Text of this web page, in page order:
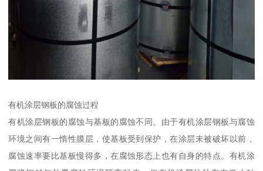
有机涂层钢板的腐蚀过程
有机涂层钢板的腐蚀与基板的腐蚀不同。由于有机涂层钢板与腐蚀
环境之间有一惰性膜层，使基板受到保护，在涂层未被破坏以前，
腐蚀速率要比基板慢得多，在腐蚀形态上也有自身的特点。有机涂